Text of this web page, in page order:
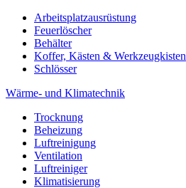
Arbeitsplatzausrüstung
Feuerlöscher
Behälter
Koffer, Kästen & Werkzeugkisten
Schlösser
Wärme- und Klimatechnik
Trocknung
Beheizung
Luftreinigung
Ventilation
Luftreiniger
Klimatisierung